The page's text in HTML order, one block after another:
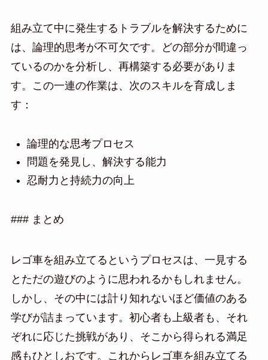
組み立て中に発生するトラブルを解決するために
は、論理的思考が不可欠です。どの部分が間違っ
ているのかを分析し、再構築する必要がありま
す。この一連の作業は、次のスキルを育成しま
す：
論理的な思考プロセス
問題を発見し、解決する能力
忍耐力と持続力の向上
### まとめ
レゴ車を組み立てるというプロセスは、一見する
とただの遊びのように思われるかもしれません。
しかし、その中には計り知れないほど価値のある
学びが詰まっています。初心者も上級者も、それ
ぞれに応じた挑戦があり、そこから得られる満足
感もひとしおです。これからレゴ車を組み立てる